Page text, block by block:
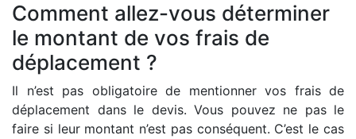
Comment allez-vous déterminer
le montant de vos frais de
déplacement ?
Il n’est pas obligatoire de mentionner vos frais de
déplacement dans le devis. Vous pouvez ne pas le
faire si leur montant n’est pas conséquent. C’est le cas